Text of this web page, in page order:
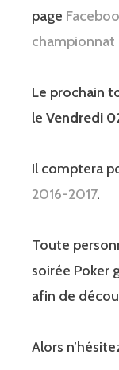
page
championnat
Le prochain
le Vendredi
Il comptera
2016-2017.
Toute
soirée Poker
afin de
Alors